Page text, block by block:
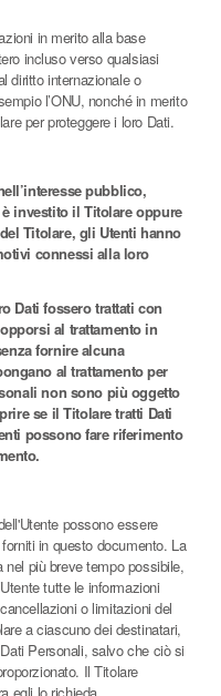
in merito alla base
incluso verso qualsiasi
diritto internazionale o
l’ONU, nonché in merito
per proteggere i loro Dati.
pubblico,
investito il Titolare oppure
Titolare, gli Utenti hanno
connessi alla loro
Dati fossero trattati con
al trattamento in
fornire alcuna
al trattamento per
non sono più oggetto
se il Titolare tratti Dati
possono fare riferimento
possono essere
in questo documento. La
nel più breve tempo possibile,
tutte le informazioni
o limitazioni del
a ciascuno dei destinatari,
Personali, salvo che ciò si
Il Titolare